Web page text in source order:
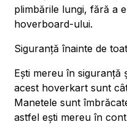
plimbările lungi, fără a
hoverboard-ului.
Siguranță înainte de
Ești mereu în siguranță
acest hoverkart sunt
Manetele sunt
astfel ești mereu în